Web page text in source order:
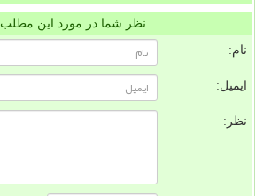
نظر شما در مورد این مطلب
نام:
ایمیل:
نظر: